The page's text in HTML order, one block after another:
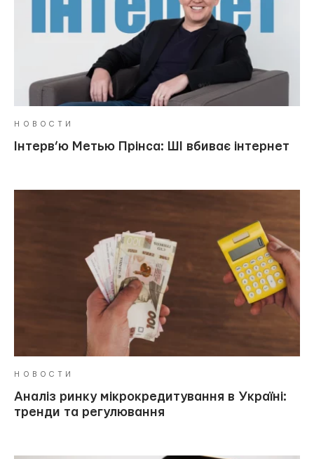
НОВОСТИ
Інтерв’ю Метью Прінса: ШІ вбиває інтернет
НОВОСТИ
Аналіз ринку мікрокредитування в Україні:
тренди та регулювання